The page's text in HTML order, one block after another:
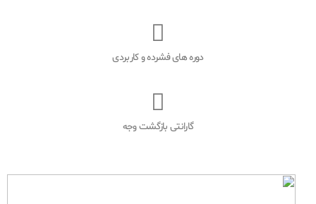
دوره های فشرده و کاربردی
گارانتی بازگشت وجه